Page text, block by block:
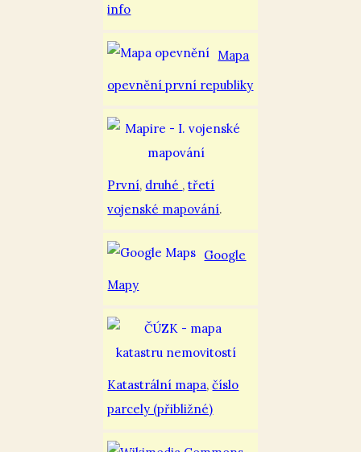
info
Mapa
opevnění první republiky
První, druhé ,třetí
vojenské mapování.
Google
Mapy
Katastrální mapa,číslo
parcely (přibližné)